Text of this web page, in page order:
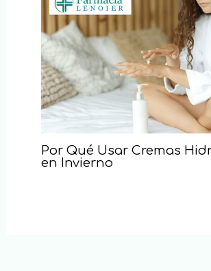
Por Qué Usar Cremas
en Invierno